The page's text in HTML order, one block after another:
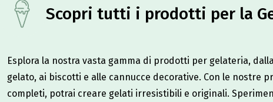
Scopri tutti i prodotti per la
Esplora la nostra vasta gamma di prodotti per gelateria,
gelato, ai biscotti e alle cannucce decorative. Con le
completi, potrai creare gelati irresistibili e originali.